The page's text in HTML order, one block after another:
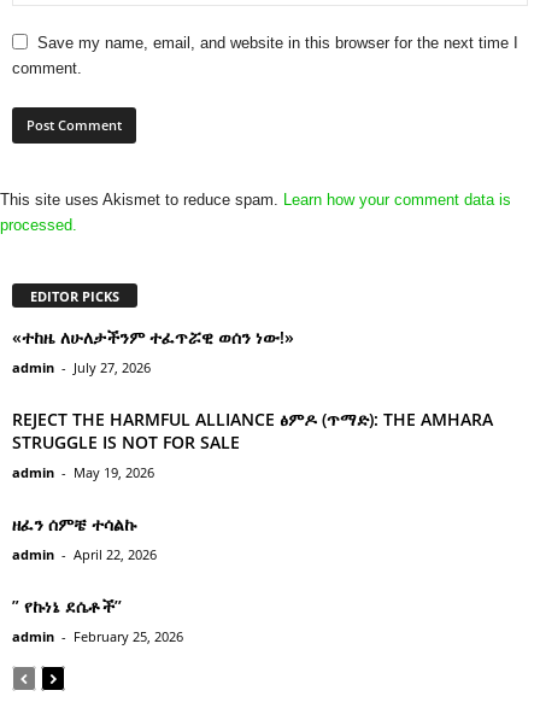
Save my name, email, and website in this browser for the next time I
comment.
This site uses Akismet to reduce spam.
Learn how your comment data is
processed.
EDITOR PICKS
«ተከዜ ለሁለታችንም ተፈጥሯዊ ወሰን ነው!»
admin - July 27, 2026
REJECT THE HARMFUL ALLIANCE ፅምዶ (ጥማድ): THE AMHARA
STRUGGLE IS NOT FOR SALE
admin - May 19, 2026
ዘፈን ሰምቼ ተሳልኩ
admin - April 22, 2026
” የኩነኔ ደሴቶች’’
admin - February 25, 2026